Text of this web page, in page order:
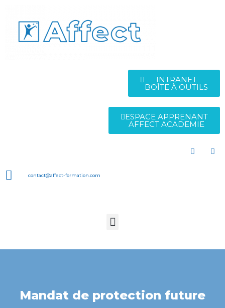
INTRANET
BOÎTE À OUTILS
ESPACE APPRENANT
AFFECT ACADEMIE
contact@affect-formation.com
Mandat de protection future